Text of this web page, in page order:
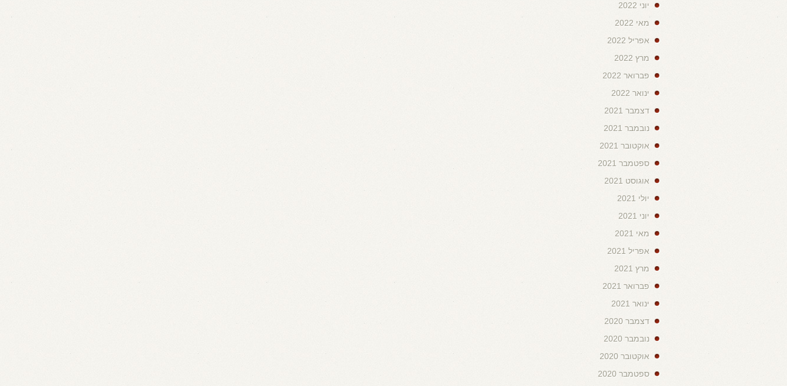
יוני 2022
מאי 2022
אפריל 2022
מרץ 2022
פברואר 2022
ינואר 2022
דצמבר 2021
נובמבר 2021
אוקטובר 2021
ספטמבר 2021
אוגוסט 2021
יולי 2021
יוני 2021
מאי 2021
אפריל 2021
מרץ 2021
פברואר 2021
ינואר 2021
דצמבר 2020
נובמבר 2020
אוקטובר 2020
ספטמבר 2020